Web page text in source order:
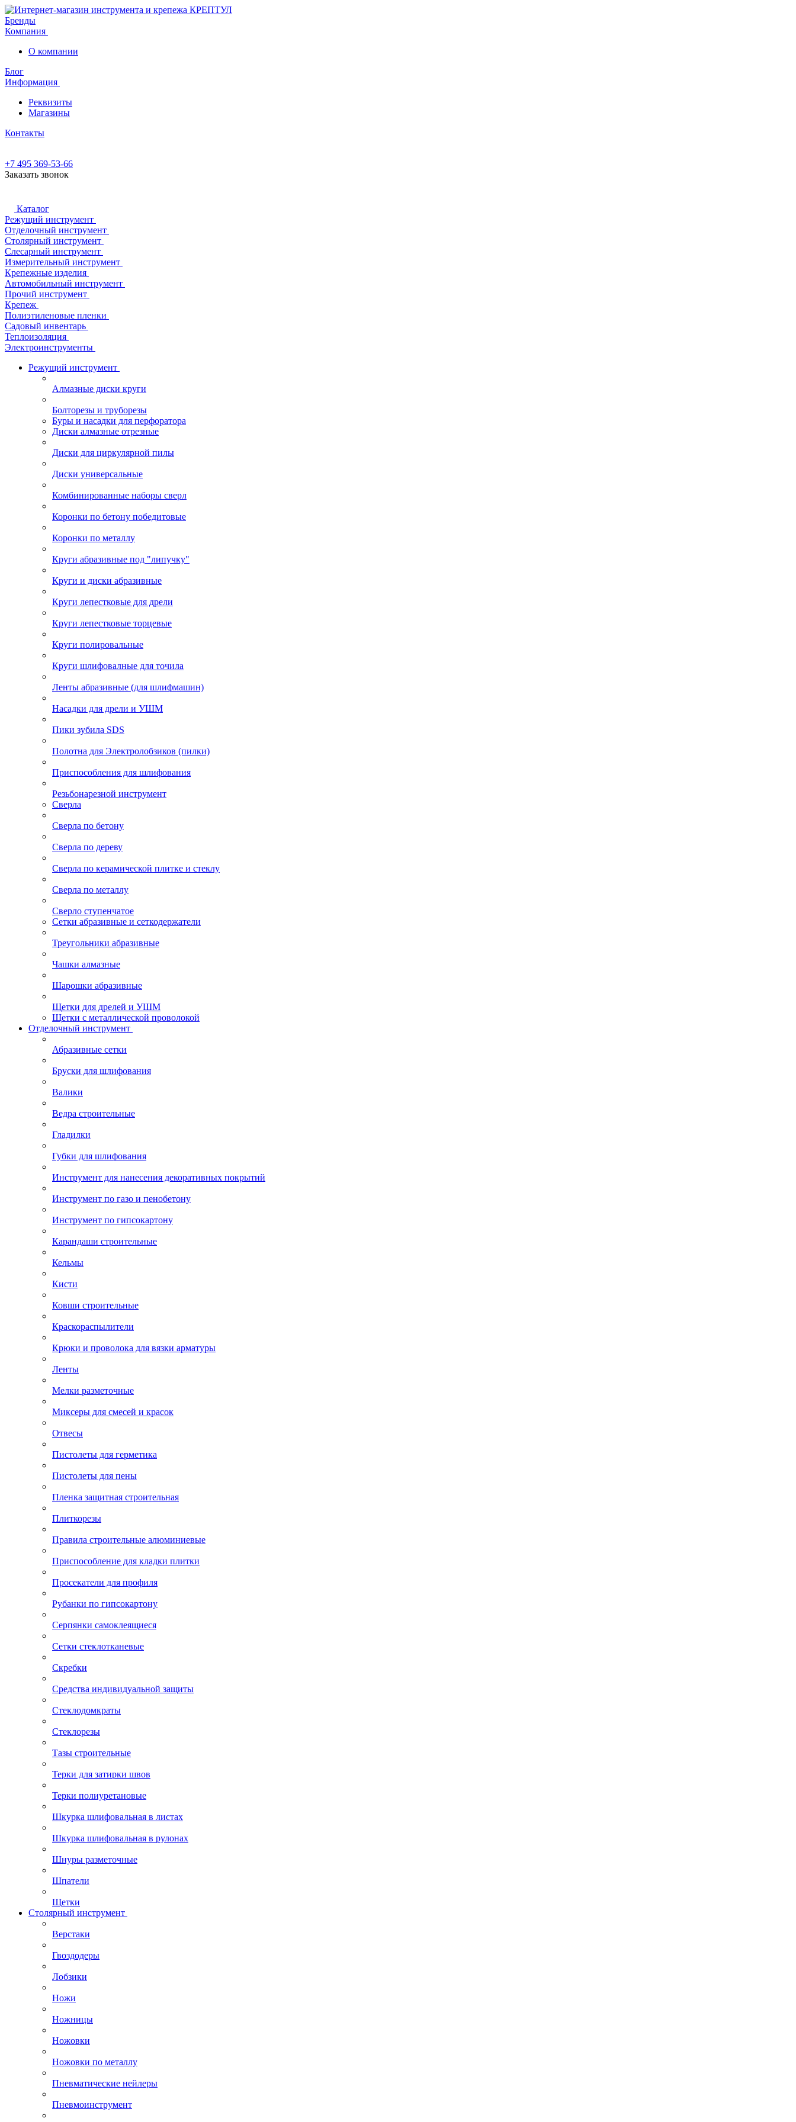
Бренды
Компания
О компании
Блог
Информация
Реквизиты
Магазины
Контакты
+7 495 369-53-66
Заказать звонок
Каталог
Режущий инструмент
Отделочный инструмент
Столярный инструмент
Слесарный инструмент
Измерительный инструмент
Крепежные изделия
Автомобильный инструмент
Прочий инструмент
Крепеж
Полиэтиленовые пленки
Садовый инвентарь
Теплоизоляция
Электроинструменты
Режущий инструмент
Алмазные диски круги
Болторезы и труборезы
Буры и насадки для перфоратора
Диски алмазные отрезные
Диски для циркулярной пилы
Диски универсальные
Комбинированные наборы сверл
Коронки по бетону победитовые
Коронки по металлу
Круги абразивные под "липучку"
Круги и диски абразивные
Круги лепестковые для дрели
Круги лепестковые торцевые
Круги полировальные
Круги шлифовалные для точила
Ленты абразивные (для шлифмашин)
Насадки для дрели и УШМ
Пики зубила SDS
Полотна для Электролобзиков (пилки)
Приспособления для шлифования
Резьбонарезной инструмент
Сверла
Сверла по бетону
Сверла по дереву
Сверла по керамической плитке и стеклу
Сверла по металлу
Сверло ступенчатое
Сетки абразивные и сеткодержатели
Треугольники абразивные
Чашки алмазные
Шарошки абразивные
Щетки для дрелей и УШМ
Щетки с металлической проволокой
Отделочный инструмент
Абразивные сетки
Бруски для шлифования
Валики
Ведра строительные
Гладилки
Губки для шлифования
Инструмент для нанесения декоративных покрытий
Инструмент по газо и пенобетону
Инструмент по гипсокартону
Карандаши строительные
Кельмы
Кисти
Ковши строительные
Краскораспылители
Крюки и проволока для вязки арматуры
Ленты
Мелки разметочные
Миксеры для смесей и красок
Отвесы
Пистолеты для герметика
Пистолеты для пены
Пленка защитная строительная
Плиткорезы
Правила строительные алюминиевые
Приспособление для кладки плитки
Просекатели для профиля
Рубанки по гипсокартону
Серпянки самоклеящиеся
Сетки стеклотканевые
Скребки
Средства индивидуальной защиты
Стеклодомкраты
Стеклорезы
Тазы строительные
Терки для затирки швов
Терки полиуретановые
Шкурка шлифовальная в листах
Шкурка шлифовальная в рулонах
Шнуры разметочные
Шпатели
Щетки
Столярный инструмент
Верстаки
Гвоздодеры
Лобзики
Ножи
Ножницы
Ножовки
Ножовки по металлу
Пневматические нейлеры
Пневмоинструмент